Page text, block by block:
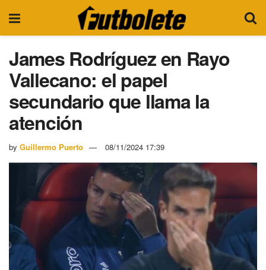
James Rodríguez en Rayo
Vallecano: el papel
secundario que llama la
atención
by Guillermo Puerto 08/11/2024 17:39